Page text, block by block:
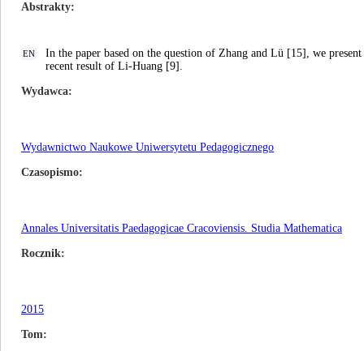
Abstrakty
EN
In the paper based on the question of Zhang and Lü [15], we
recent result of Li-Huang [9].
Wydawca
Wydawnictwo Naukowe Uniwersytetu Pedagogicznego
Czasopismo
Annales Universitatis Paedagogicae Cracoviensis. Studia Mathematica
Rocznik
2015
Tom